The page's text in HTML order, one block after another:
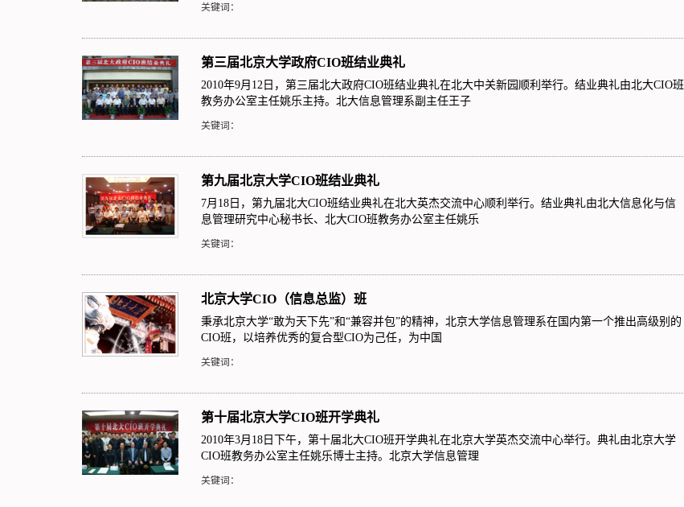
关键词：
第三届北京大学政府CIO班结业典礼
2010年9月12日，第三届北大政府CIO班结业典礼在北大中关新园顺利举行。结业典礼由北大CIO班
教务办公室主任姚乐主持。北大信息管理系副主任王子
关键词：
第九届北京大学CIO班结业典礼
7月18日，第九届北大CIO班结业典礼在北大英杰交流中心顺利举行。结业典礼由北大信息化与信
息管理研究中心秘书长、北大CIO班教务办公室主任姚乐
关键词：
北京大学CIO（信息总监）班
秉承北京大学“敢为天下先”和“兼容并包”的精神，北京大学信息管理系在国内第一个推出高级别的
CIO班，以培养优秀的复合型CIO为己任，为中国
关键词：
第十届北京大学CIO班开学典礼
2010年3月18日下午，第十届北大CIO班开学典礼在北京大学英杰交流中心举行。典礼由北京大学
CIO班教务办公室主任姚乐博士主持。北京大学信息管理
关键词：